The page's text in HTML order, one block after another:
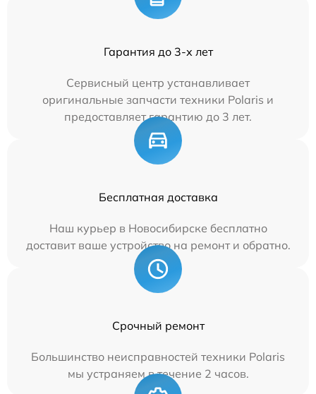
Гарантия до 3-х лет
Сервисный центр устанавливает
оригинальные запчасти техники Polaris и
предоставляет гарантию до 3 лет.
Бесплатная доставка
Наш курьер в Новосибирске бесплатно
доставит ваше устройство на ремонт и обратно.
Срочный ремонт
Большинство неисправностей техники Polaris
мы устраняем в течение 2 часов.